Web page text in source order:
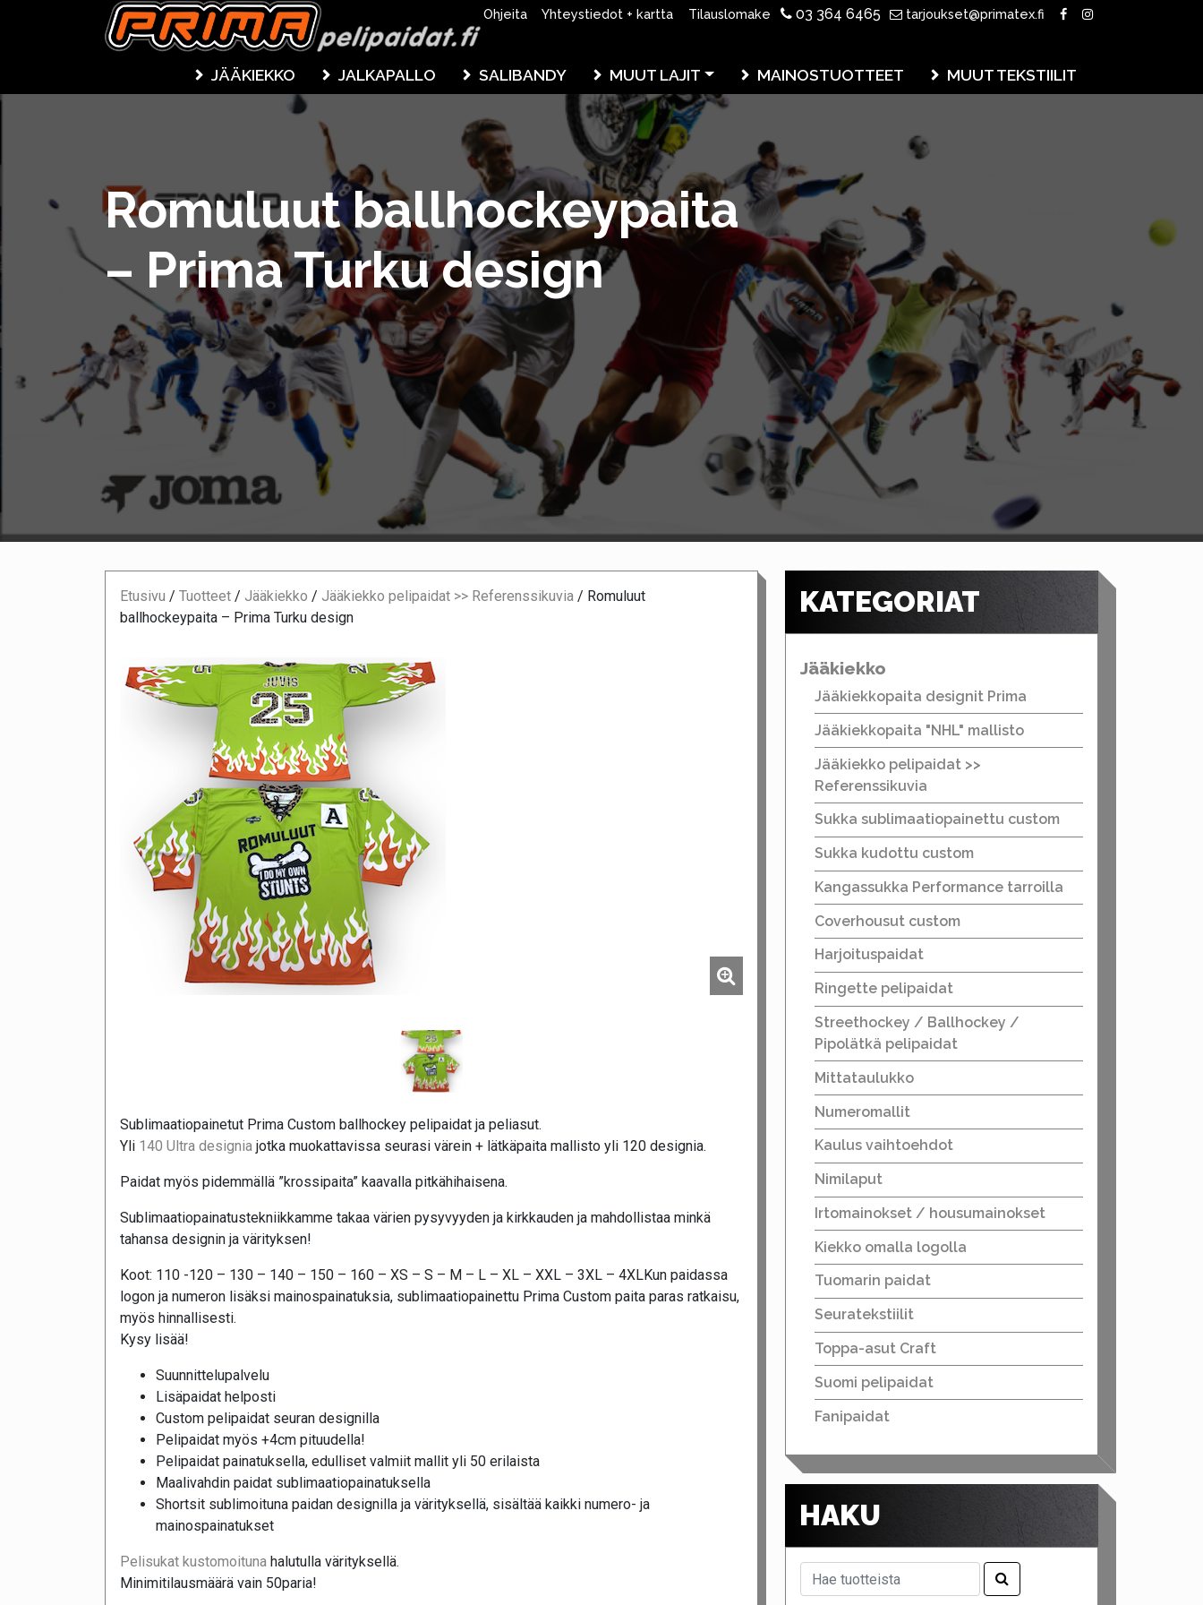
Ohjeita Yhteystiedot + kartta Tilauslomake 03 364 6465 tarjoukset@primatex.fi
JÄÄKIEKKO JALKAPALLO SALIBANDY MUUT LAJIT MAINOSTUOTTEET MUUT TEKSTIILIT
Romuluut ballhockeypaita
– Prima Turku design
Etusivu / Tuotteet / Jääkiekko / Jääkiekko pelipaidat >> Referenssikuvia / Romuluut
ballhockeypaita – Prima Turku design
Sublimaatiopainetut Prima Custom ballhockey pelipaidat ja peliasut.
Yli 140 Ultra designia jotka muokattavissa seurasi värein + lätkäpaita mallisto yli 120 designia.
Paidat myös pidemmällä ”krossipaita” kaavalla pitkähihaisena.
Sublimaatiopainatustekniikkamme takaa värien pysyvyyden ja kirkkauden ja mahdollistaa minkä
tahansa designin ja värityksen!
Koot: 110 -120 – 130 – 140 – 150 – 160 – XS – S – M – L – XL – XXL – 3XL – 4XLKun paidassa
logon ja numeron lisäksi mainospainatuksia, sublimaatiopainettu Prima Custom paita paras ratkaisu,
myös hinnallisesti.
Kysy lisää!
Suunnittelupalvelu
Lisäpaidat helposti
Custom pelipaidat seuran designilla
Pelipaidat myös +4cm pituudella!
Pelipaidat painatuksella, edulliset valmiit mallit yli 50 erilaista
Maalivahdin paidat sublimaatiopainatuksella
Shortsit sublimoituna paidan designilla ja värityksellä, sisältää kaikki numero- ja
mainospainatukset
Pelisukat kustomoituna halutulla värityksellä.
Minimitilausmäärä vain 50paria!
KATEGORIAT
Jääkiekko
Jääkiekkopaita designit Prima
Jääkiekkopaita "NHL" mallisto
Jääkiekko pelipaidat >>
Referenssikuvia
Sukka sublimaatiopainettu custom
Sukka kudottu custom
Kangassukka Performance tarroilla
Coverhousut custom
Harjoituspaidat
Ringette pelipaidat
Streethockey / Ballhockey /
Pipolätkä pelipaidat
Mittataulukko
Numeromallit
Kaulus vaihtoehdot
Nimilaput
Irtomainokset / housumainokset
Kiekko omalla logolla
Tuomarin paidat
Seuratekstiilit
Toppa-asut Craft
Suomi pelipaidat
Fanipaidat
HAKU